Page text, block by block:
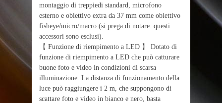
montaggio di treppiedi standard, microfono
esterno e obiettivo extra da 37 mm come obiettivo
fisheye/micro/macro (si prega di notare: questi
accessori sono esclusi).
【 Funzione di riempimento a LED 】 Dotato di
funzione di riempimento a LED che può catturare
buone foto e video in condizioni di scarsa
illuminazione. La distanza di funzionamento della
luce può raggiungere i 2 m, che suppongono di
scattare foto e video in bianco e nero, basta